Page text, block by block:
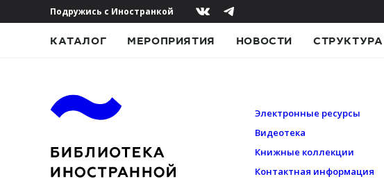
Подружись с Иностранкой
КАТАЛОГ МЕРОПРИЯТИЯ НОВОСТИ СТРУКТУРА
Электронные ресурсы
Видеотека
Книжные коллекции
Контактная информация